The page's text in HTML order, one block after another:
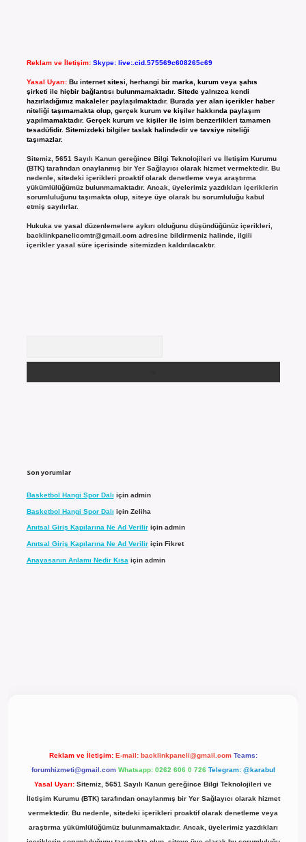
Reklam ve İletişim: Skype: live:.cid.575569c608265c69
Yasal Uyarı: Bu internet sitesi, herhangi bir marka, kurum veya şahıs
şirketi ile hiçbir bağlantısı bulunmamaktadır. Sitede yalnızca kendi
hazırladığımız makaleler paylaşılmaktadır. Burada yer alan içerikler haber
niteliği taşımamakta olup, gerçek kurum ve kişiler hakkında paylaşım
yapılmamaktadır. Gerçek kurum ve kişiler ile isim benzerlikleri tamamen
tesadüfidir. Sitemizdeki bilgiler taslak halindedir ve tavsiye niteliği
taşımazlar.
Sitemiz, 5651 Sayılı Kanun gereğince Bilgi Teknolojileri ve İletişim Kurumu
(BTK) tarafından onaylanmış bir Yer Sağlayıcı olarak hizmet vermektedir. Bu
nedenle, sitedeki içerikleri proaktif olarak denetleme veya araştırma
yükümlülüğümüz bulunmamaktadır. Ancak, üyelerimiz yazdıkları içeriklerin
sorumluluğunu taşımakta olup, siteye üye olarak bu sorumluluğu kabul
etmiş sayılırlar.
Hukuka ve yasal düzenlemelere aykırı olduğunu düşündüğünüz içerikleri,
backlinkpanelicomtr@gmail.comadresine bildirmeniz halinde, ilgili
içerikler yasal süre içerisinde sitemizden kaldırılacaktır.
Son yorumlar
Basketbol Hangi Spor Dalı için admin
Basketbol Hangi Spor Dalı için Zeliha
Anıtsal Giriş Kapılarına Ne Ad Veriliriçin admin
Anıtsal Giriş Kapılarına Ne Ad Veriliriçin Fikret
Anayasanın Anlamı Nedir Kısa için admin
Reklam ve İletişim: E-mail: backlinkpaneli@gmail.com Teams:
forumhizmeti@gmail.com Whatsapp: 0262 606 0 726 Telegram: @karabul
Yasal Uyarı: Sitemiz, 5651 Sayılı Kanun gereğince Bilgi Teknolojileri ve
İletişim Kurumu (BTK) tarafından onaylanmış bir Yer Sağlayıcı olarak hizmet
vermektedir. Bu nedenle, sitedeki içerikleri proaktif olarak denetleme veya
araştırma yükümlülüğümüz bulunmamaktadır. Ancak, üyelerimiz yazdıkları